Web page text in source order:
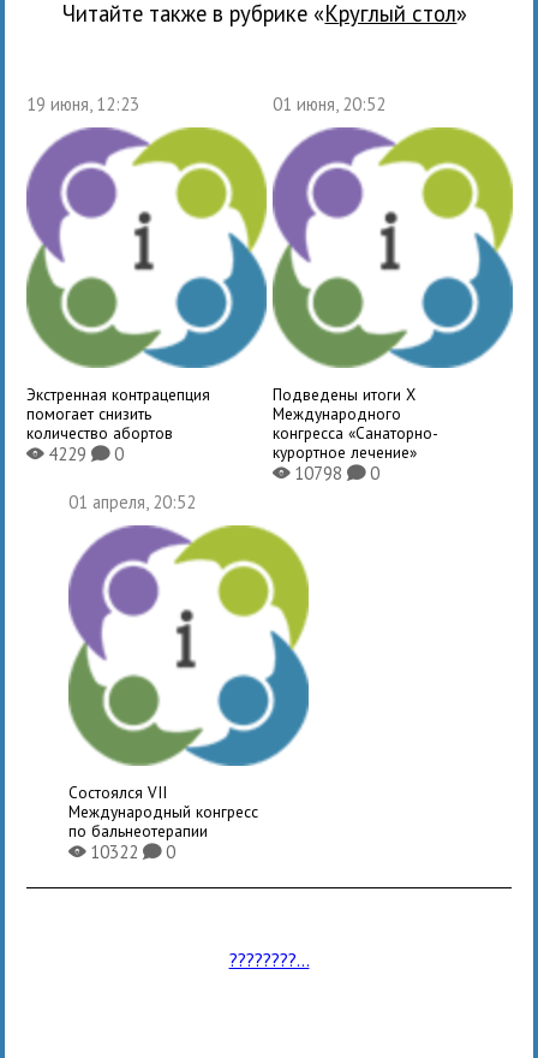
Читайте также в рубрике « Круглый стол»
19 июня, 12:23
Экстренная контрацепция
помогает снизить
количество абортов
X4229K0
01 июня, 20:52
Подведены итоги X
Международного
конгресса «Санаторно-
курортное лечение»
X10798 K0
01 апреля, 20:52
Состоялся VII
Международный конгресс
по бальнеотерапии
X10322K0
????????...